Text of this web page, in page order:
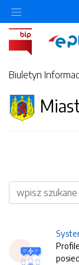
Biuletyn
Wyszukiwarka